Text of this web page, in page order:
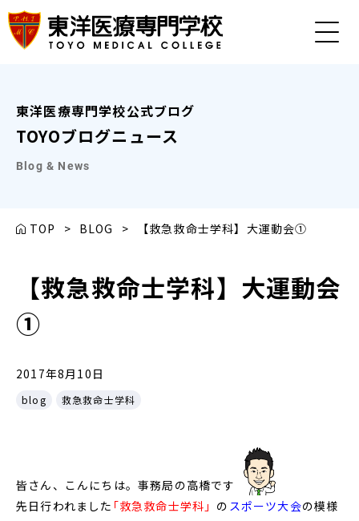
東洋医療専門学校公式ブログ
TOYOブログニュース
Blog & News
TOP > BLOG > 【救急救命士学科】大運動会①
【救急救命士学科】大運動会
①
2017年8月10日
blog 救急救命士学科
皆さん、こんにちは。事務局の高橋です
先日行われました ｢救急救命士学科」 の スポーツ大会の模様